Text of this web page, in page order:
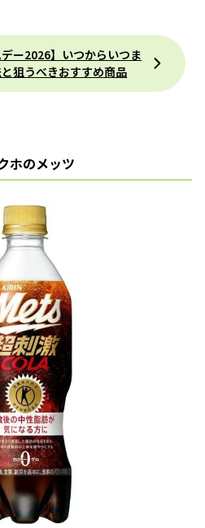
ー2026】いつからいつま
狙うべきおすすめ商品
ホのメッツ